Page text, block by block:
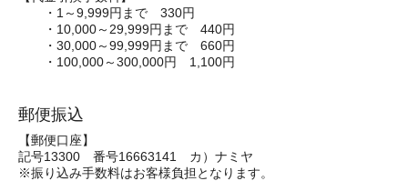
・1～9,999円まで 330円
・10,000～29,999円まで 440円
・30,000～99,999円まで 660円
・100,000～300,000円 1,100円
郵便振込
【郵便口座】
記号13300 番号16663141 カ）ナミヤ
※振り込み手数料はお客様負担となります。